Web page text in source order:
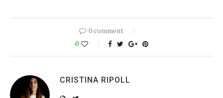
0 comment
0
CRISTINA RIPOLL